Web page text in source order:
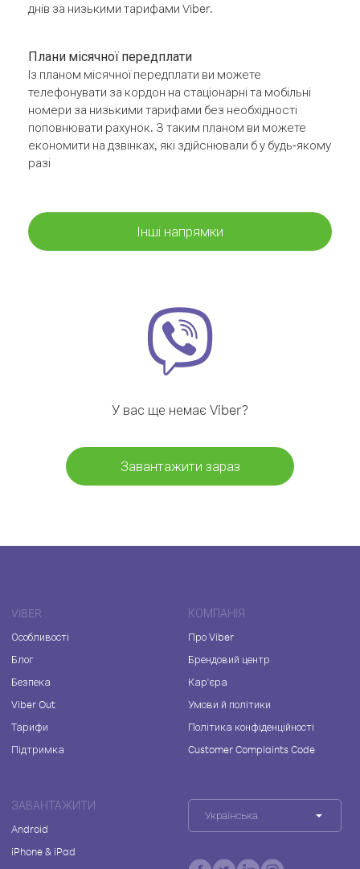
днів за низькими тарифами Viber.
Плани місячної передплати
Із планом місячної передплати ви можете
телефонувати за кордон на стаціонарні та мобільні
номери за низькими тарифами без необхідності
поповнювати рахунок. З таким планом ви можете
економити на дзвінках, які здійснювали б у будь-якому
разі
Інші напрямки
У вас ще немає Viber?
Завантажити зараз
VIBER
Особливості
Блог
Безпека
Viber Out
Тарифи
Підтримка
КОМПАНІЯ
Про Viber
Брендовий центр
Кар'єра
Умови й політики
Політика конфіденційності
Customer Complaints Code
ЗАВАНТАЖИТИ
Android
iPhone & iPad
Українська